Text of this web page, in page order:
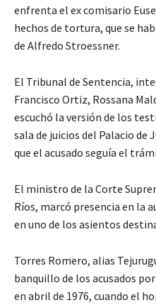
enfrenta el ex comisario
hechos de tortura, que se
de Alfredo Stroessner.
El Tribunal de Sentencia,
Francisco Ortiz, Rossana
escuchó la versión de los
sala de juicios del Palacio de
que el acusado seguía el
El ministro de la Corte
Ríos, marcó presencia en la
en uno de los asientos
Torres Romero, alias
banquillo de los acusados
en abril de 1976, cuando el